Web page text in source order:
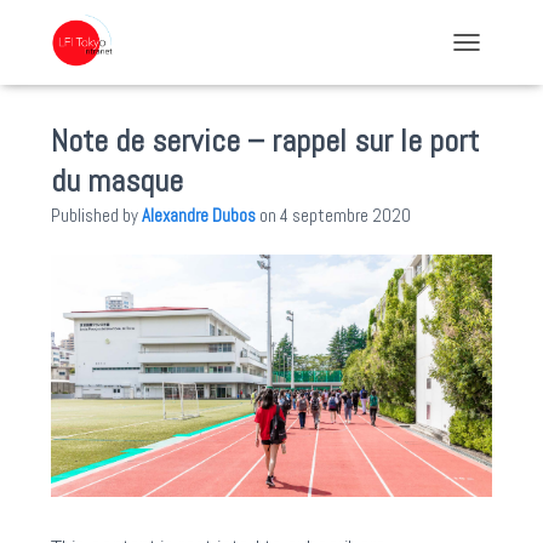
Note de service – rappel sur le port
du masque
Published byAlexandre Dubos on 4 septembre 2020